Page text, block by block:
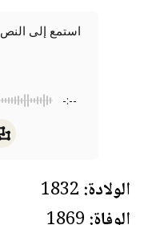
استمع إلى النص
-:--
الولادة: